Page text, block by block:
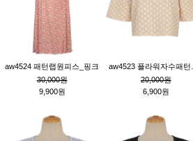
aw4524 패턴랩원피스_핑크
30,000원
9,900원
20,000원
6,900원